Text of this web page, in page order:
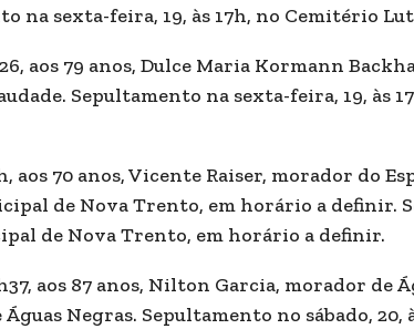
na sexta-feira, 19, às 17h, no Cemitério
aos 79 anos, Dulce Maria Kormann
Sepultamento na sexta-feira, 19, às
aos 70 anos, Vicente Raiser, morador do
de Nova Trento, em horário a definir.
de Nova Trento, em horário a definir.
aos 87 anos, Nilton Garcia, morador de
Negras. Sepultamento no sábado, 20,